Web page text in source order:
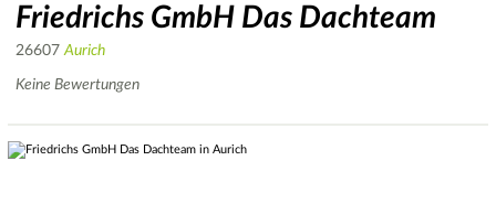
Friedrichs GmbH Das Dachteam
26607Aurich
Keine Bewertungen